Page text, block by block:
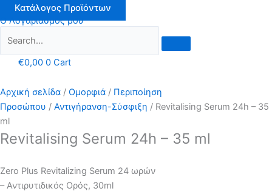
Κατάλογος Προϊόντων
Ο Λογαριασμός μου
€0,00 0 Cart
Αρχική σελίδα / Ομορφιά / Περιποίηση
Προσώπου / Αντιγήρανση-Σύσφιξη / Revitalising Serum 24h – 35
ml
Revitalising Serum 24h – 35 ml
Zero Plus Revitalizing Serum 24 ωρών
– Αντιρυτιδικός Ορός, 30ml